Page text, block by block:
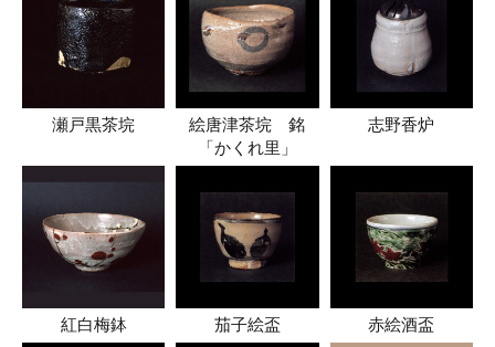
瀬戸黒茶垸
絵唐津茶垸 銘
「かくれ里」
志野香炉
紅白梅鉢 茄子絵盃 赤絵酒盃